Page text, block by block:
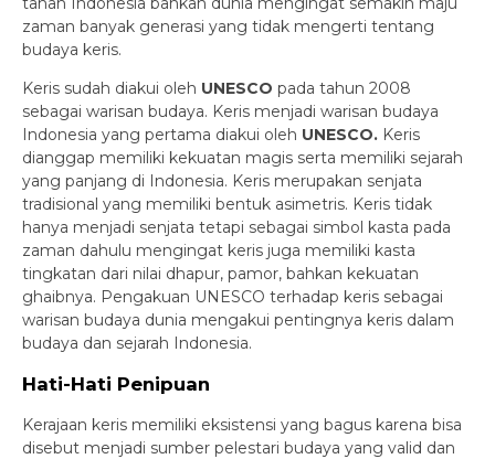
zaman banyak generasi yang tidak mengerti tentang
budaya keris.
Keris sudah diakui oleh UNESCO pada tahun 2008
sebagai warisan budaya. Keris menjadi warisan budaya
Indonesia yang pertama diakui oleh UNESCO. Keris
dianggap memiliki kekuatan magis serta memiliki sejarah
yang panjang di Indonesia. Keris merupakan senjata
tradisional yang memiliki bentuk asimetris. Keris tidak
hanya menjadi senjata tetapi sebagai simbol kasta pada
zaman dahulu mengingat keris juga memiliki kasta
tingkatan dari nilai dhapur, pamor, bahkan kekuatan
ghaibnya. Pengakuan UNESCO terhadap keris sebagai
warisan budaya dunia mengakui pentingnya keris dalam
budaya dan sejarah Indonesia.
Hati-Hati Penipuan
Kerajaan keris memiliki eksistensi yang bagus karena bisa
disebut menjadi sumber pelestari budaya yang valid dan